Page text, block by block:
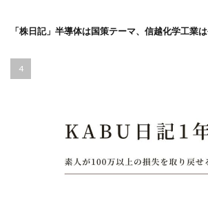
「株日記」半導体は国策テーマ、信越化学工業